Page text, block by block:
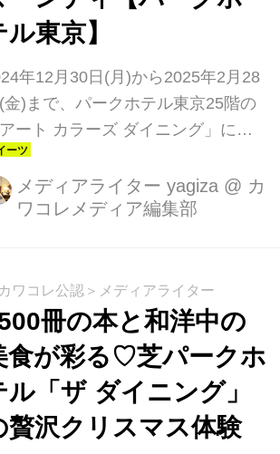
ル東京】
年12月30日(月)から2025年2月28
金)まで、パークホテル東京25階の
アート カラーズ ダイニング」に
冬限定の「リラックス アロマ ア
ヌーンティー」が開催されていま
。華やかなスイーツとセイボリー、
ティータイムをお楽しみくださ
メディアライター yagiza @ カ
ワコレメディア編集部
ワコレ公認＞メディアライター
冊の本と和洋中の
食が彩る♡芝パークホ
ル「ザ ダイニング」
贅沢クリスマス体験